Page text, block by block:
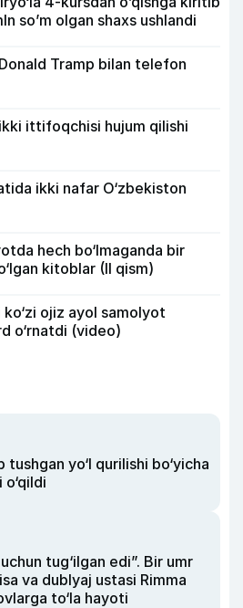
so’m olgan shaxs ushlandi
Tramp bilan telefon
ittifoqchisi hujum qilishi
ikki nafar O‘zbekiston
hech bo‘lmaganda bir
kitoblar (II qism)
ojiz ayol samolyot
o‘rnatdi (video)
tushgan yo‘l qurilishi bo‘yicha
tug‘ilgan edi”. Bir umr
va dublyaj ustasi Rimma
to‘la hayoti